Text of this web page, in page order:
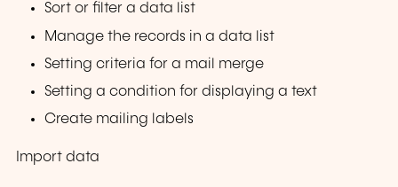
Sort or filter a data list
Manage the records in a data list
Setting criteria for a mail merge
Setting a condition for displaying a text
Create mailing labels
Import data